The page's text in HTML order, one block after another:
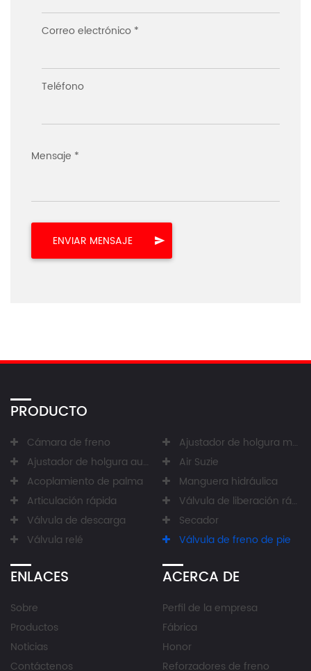
Correo electrónico *
Teléfono
Mensaje *
PRODUCTO
Cámara de freno
Ajustador de holgura manual
Ajustador de holgura automático
Air Suzie
Acoplamiento de palma
Manguera hidráulica
Articulación rápida
Válvula de liberación rápida
Válvula de descarga
Secador
Válvula relé
Válvula de freno de pie
ENLACES
Sobre
Productos
Noticias
Contáctenos
ACERCA DE
Perfil de la empresa
Fábrica
Honor
Reforzadores de freno